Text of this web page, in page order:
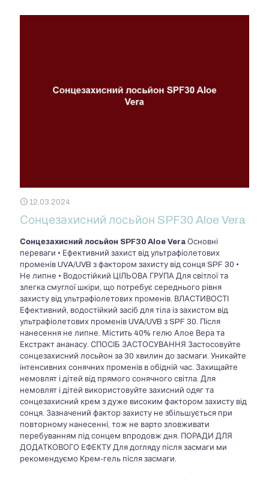
12.03.2024
Сонцезахисний лосьйон SPF30 Aloe Vera
Сонцезахисний лосьйон SPF30 Aloe Vera Основні
переваги • Ефективний захист від ультрафіолетових
променів UVA/UVB з фактором захисту від сонця SPF 30 •
Не липне • Водостійкий ЦІЛЬОВА ГРУПА Для світлої та
злегка смуглої шкіри, що потребує середнього рівня
захисту від ультрафіолетових променів. ВЛАСТИВОСТІ
Ефективний, водостійкий засіб для тіла із захистом від
ультрафіолетових променів UVA/UVB з SPF 30. Після
нанесення не липне. Містить 40% гелю Алое Вера та
Екстракт ананасу. СПОСІБ ЗАСТОСУВАННЯ Застосовуйте
сонцезахисний лосьйон за 30 хвилин до засмаги. Уникайте
інтенсивних сонячних променів в обідній час. Захищайте
немовлят і дітей від прямого сонячного світла. Для
немовлят і дітей використовуйте захисний одяг та
сонцезахисний крем з дуже високим фактором захисту від
сонця. Зазначений фактор захисту не збільшується при
повторному нанесенні, тож не варто зловживати
перебуванням під сонцем впродовж дня. ПОРАДИ ДЛЯ
ДОДАТКОВОГО ЕФЕКТУ Для догляду після засмаги ми
рекомендуємо Крем-гель після засмаги.